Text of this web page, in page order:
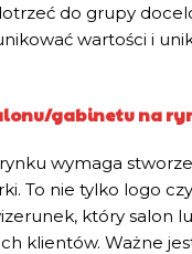
do grupy
wartości i
gabinetu na
wymaga
To nie tylko logo
który salon
klientów. Ważne